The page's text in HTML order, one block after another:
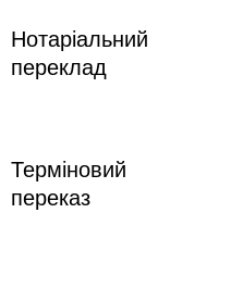
Нотаріальний
переклад
Терміновий
переказ